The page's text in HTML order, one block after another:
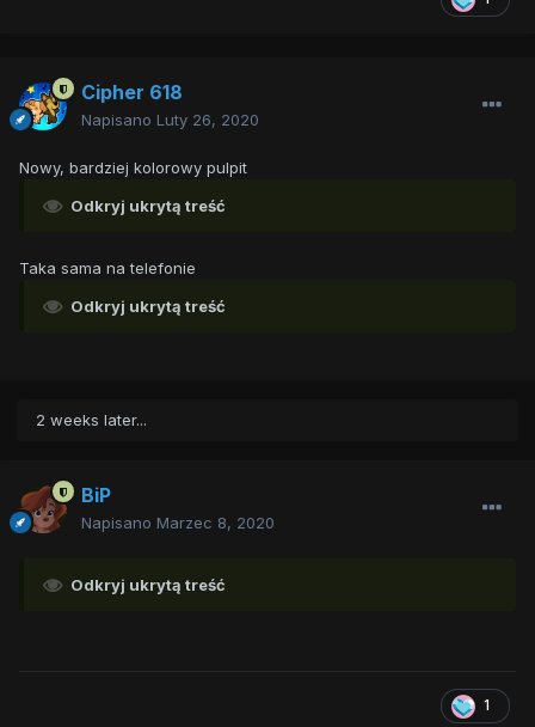
Cipher 618
Napisano Luty 26, 2020
Nowy, bardziej kolorowy pulpit
Odkryj ukrytą treść
Taka sama na telefonie
Odkryj ukrytą treść
2 weeks later...
BiP
Napisano Marzec 8, 2020
Odkryj ukrytą treść
1